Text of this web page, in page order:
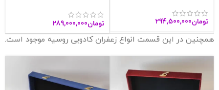
تومان294,500,000 تومان289,000,000
همچنین در این قسمت انواع زعفران کادویی روسیه موجود است.